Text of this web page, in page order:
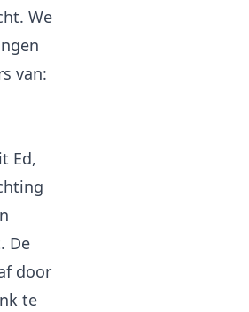
We
van:
Ed,
De
door
te